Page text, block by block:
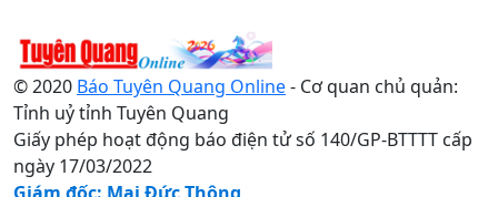
© 2020 Báo Tuyên Quang Online- Cơ quan chủ quản:
Tỉnh uỷ tỉnh Tuyên Quang
Giấy phép hoạt động báo điện tử số 140/GP-BTTTT cấp
ngày 17/03/2022